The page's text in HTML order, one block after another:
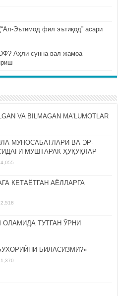
Эътимод фил эътиқод” асари
Аҳли сунна вал жамоа
VA BILMAGAN MA’LUMOTLAR
МУНОСАБАТЛАРИ ВА ЭР-
МУШТАРАК ҲУҚУҚЛАР
КЕТАЁТГАН АЁЛЛАРГА
ТУТГАН ЎРНИ
БИЛАСИЗМИ?»